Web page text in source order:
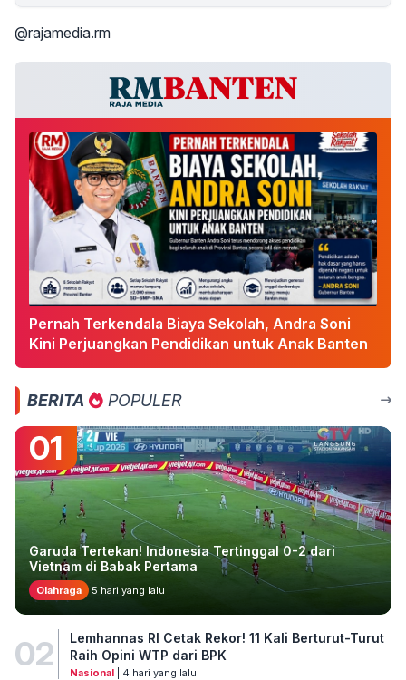
@rajamedia.rm
Pernah Terkendala Biaya Sekolah, Andra Soni
Kini Perjuangkan Pendidikan untuk Anak Banten
BERITA POPULER
01
Garuda Tertekan! Indonesia Tertinggal 0-2 dari
Vietnam di Babak Pertama
Olahraga 5 hari yang lalu
02
Lemhannas RI Cetak Rekor! 11 Kali Berturut-Turut
Raih Opini WTP dari BPK
Nasional| 4 hari yang lalu